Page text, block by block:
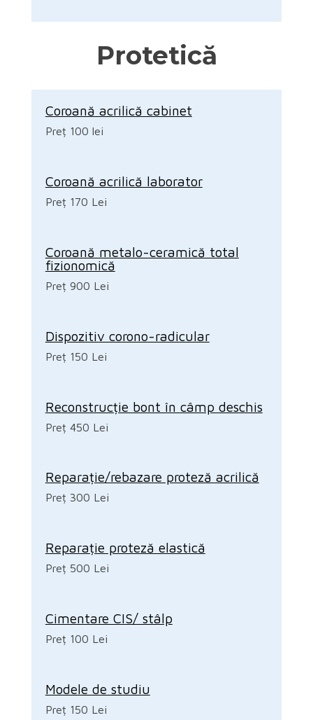
Protetică
Coroană acrilică cabinet
Preț 100 lei
Coroană acrilică laborator
Preț 170 Lei
Coroană metalo-ceramică total
fizionomică
Preț 900 Lei
Dispozitiv corono-radicular
Preț 150 Lei
Reconstrucție bont în câmp deschis
Preț 450 Lei
Reparație/rebazare proteză acrilică
Preț 300 Lei
Reparație proteză elastică
Preț 500 Lei
Cimentare CIS/ stâlp
Preț 100 Lei
Modele de studiu
Preț 150 Lei